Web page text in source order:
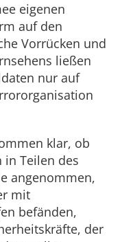
eigenen
auf den
Vorrücken und
ließen
nur auf
klar, ob
Teilen des
angenommen,
mit
befänden,
der